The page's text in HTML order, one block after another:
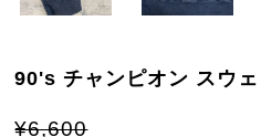
90's チャンピオン スウ
¥6,600